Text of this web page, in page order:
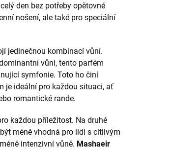
den bez potřeby opětovné
nošení, ale také pro speciální
jedinečnou kombinací vůní.
vůni, tento parfém
symfonie. Toto ho činí
je ideální pro každou situaci, ať
romantické rande.
každou příležitost. Na druhé
méně vhodná pro lidi s citlivým
intenzivní vůně. Mashaeir